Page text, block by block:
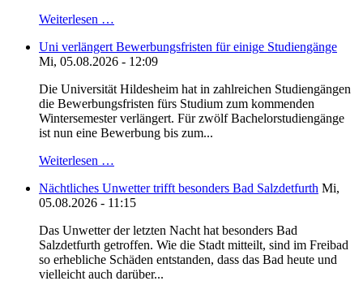
Weiterlesen …
Uni verlängert Bewerbungsfristen für einige Studiengänge
Mi, 05.08.2026 - 12:09
Die Universität Hildesheim hat in zahlreichen Studiengängen
die Bewerbungsfristen fürs Studium zum kommenden
Wintersemester verlängert. Für zwölf Bachelorstudiengänge
ist nun eine Bewerbung bis zum...
Weiterlesen …
Nächtliches Unwetter trifft besonders Bad Salzdetfurth Mi,
05.08.2026 - 11:15
Das Unwetter der letzten Nacht hat besonders Bad
Salzdetfurth getroffen. Wie die Stadt mitteilt, sind im Freibad
so erhebliche Schäden entstanden, dass das Bad heute und
vielleicht auch darüber...